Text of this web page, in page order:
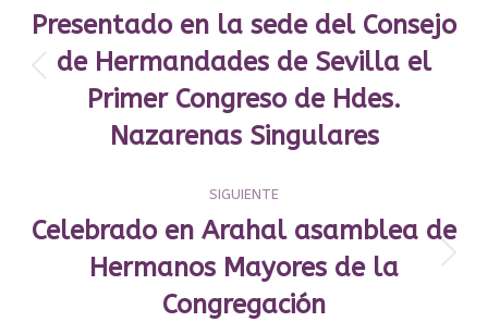
entre
publicaciones
Publicación
anterior:
Presentado en la sede del Consejo
de Hermandades de Sevilla el
Primer Congreso de Hdes.
Nazarenas Singulares
SIGUIENTE
Publicación
siguiente:
Celebrado en Arahal asamblea de
Hermanos Mayores de la
Congregación